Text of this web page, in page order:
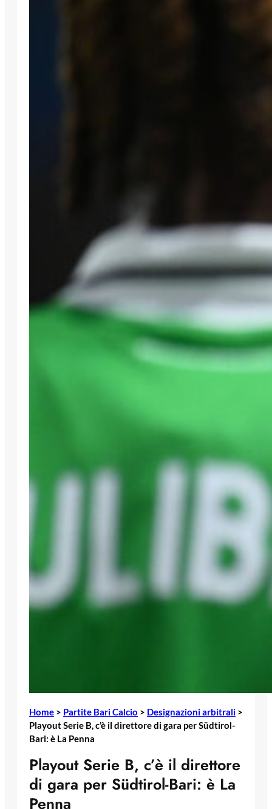
Home > Partite Bari Calcio > Designazioni arbitrali >
Playout Serie B, c’è il direttore di gara per Südtirol-
Bari: è La Penna
Playout Serie B, c’è il direttore
di gara per Südtirol-Bari: è La
Penna